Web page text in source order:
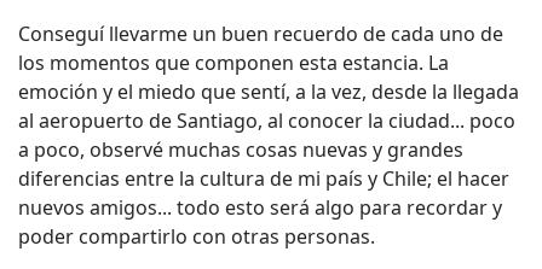
Conseguí llevarme un buen recuerdo de cada uno de
los momentos que componen esta estancia. La
emoción y el miedo que sentí, a la vez, desde la llegada
al aeropuerto de Santiago, al conocer la ciudad... poco
a poco, observé muchas cosas nuevas y grandes
diferencias entre la cultura de mi país y Chile; el hacer
nuevos amigos... todo esto será algo para recordar y
poder compartirlo con otras personas.